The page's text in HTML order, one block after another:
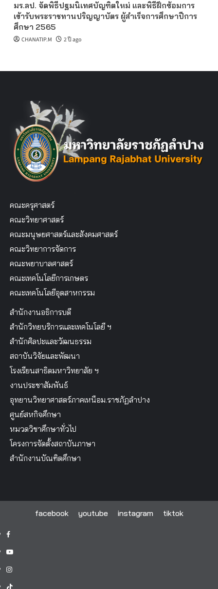
มร.ลป. จัดพิธีปฐมนิเทศบัญฑิตใหม่ และพิธีฝึกซ้อมการ
เข้ารับพระราชทานปริญญาบัตร ผู้สำเร็จการศึกษาปีการ
ศึกษา 2565
CHANATIP.M 2 ปี ago
คณะครุศาสตร์
คณะวิทยาศาสตร์
คณะมนุษยศาสตร์และสังคมศาสตร์
คณะวิทยาการจัดการ
คณะพยาบาลศาสตร์
คณะเทคโนโลยีการเกษตร
คณะเทคโนโลยีอุตสาหกรรม
สำนักงานอธิการบดี
สำนักวิทยบริการและเทคโนโลยี ฯ
สำนักศิลปะและวัฒนธรรม
สถาบันวิจัยและพัฒนา
โรงเรียนสาธิตมหาวิทยาลัย ฯ
งานประชาสัมพันธ์
อุทยานวิทยาศาสตร์ภาคเหนือม.ราชภัฏลำปาง
ศูนย์สหกิจศึกษา
หมวดวิชาศึกษาทั่วไป
โครงการจัดตั้งสถาบันภาษา
สำนักงานบัณฑิตศึกษา
facebook youtube instagram tiktok
facebook
youtube
instagram
tiktok